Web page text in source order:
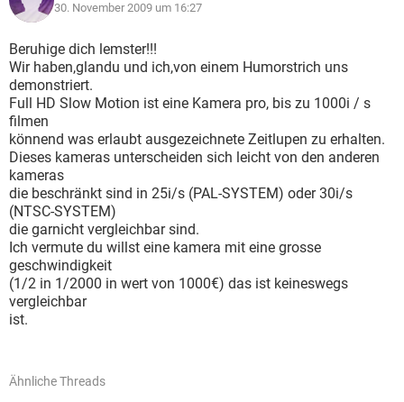
30. November 2009 um 16:27
Beruhige dich lemster!!!
Wir haben,glandu und ich,von einem Humorstrich uns
demonstriert.
Full HD Slow Motion ist eine Kamera pro, bis zu 1000i / s
filmen
könnend was erlaubt ausgezeichnete Zeitlupen zu erhalten.
Dieses kameras unterscheiden sich leicht von den anderen
kameras
die beschränkt sind in 25i/s (PAL-SYSTEM) oder 30i/s
(NTSC-SYSTEM)
die garnicht vergleichbar sind.
Ich vermute du willst eine kamera mit eine grosse
geschwindigkeit
(1/2 in 1/2000 in wert von 1000€) das ist keineswegs
vergleichbar
ist.
Ähnliche Threads